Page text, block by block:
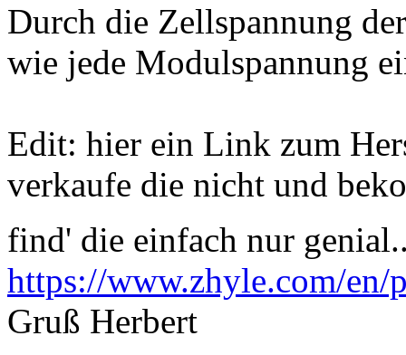
Durch die Zellspannung
wie jede Modulspannung
Edit: hier ein Link zum
verkaufe die nicht und
find' die einfach nur
https://www.zhyle.com/en/
Gruß Herbert